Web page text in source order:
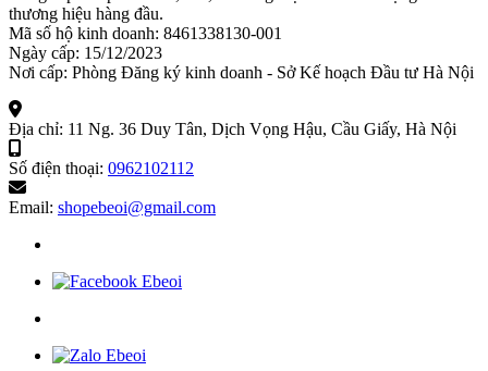
thương hiệu hàng đầu.
Mã số hộ kinh doanh: 8461338130-001
Ngày cấp: 15/12/2023
Nơi cấp: Phòng Đăng ký kinh doanh - Sở Kế hoạch Đầu tư Hà Nội
Địa chỉ: 11 Ng. 36 Duy Tân, Dịch Vọng Hậu, Cầu Giấy, Hà Nội
Số điện thoại: 0962102112
Email: shopebeoi@gmail.com